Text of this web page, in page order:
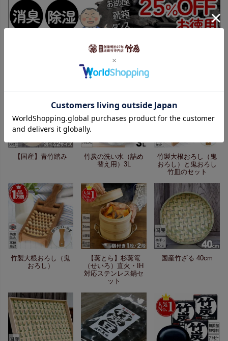
竹虎のおすすめ商品
【国産】青竹踏み
竹炭の洗い水（詰め
替え用）3L
竹製大根おろし（鬼
おろし）と鬼おろし
竹皿のセット
竹製大根おろし（鬼
おろし）
【蒸とら】杉蒸篭
（せいろ）直火・IH
対応ステンレス鍋セ
ット
国産竹ざる 40cm